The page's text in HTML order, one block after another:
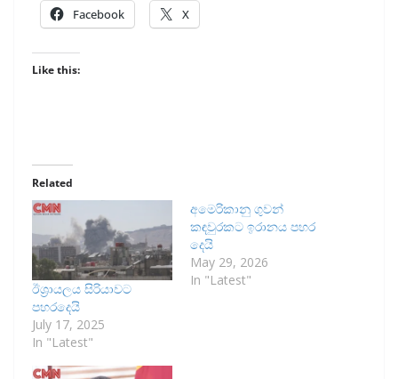
Facebook X
Like this:
Related
ඊශ්‍රායලය සිරියාවට
පහරදෙයි
July 17, 2025
In "Latest"
අමෙරිකානු ගුවන්
කඳවුරකට ඉරානය පහර
දෙයි
May 29, 2026
In "Latest"